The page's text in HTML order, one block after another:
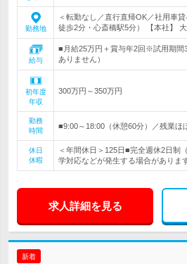
勤務地
＜転勤なし／直行直帰OK／社用車
徒歩2分・心斎橋駅5分） 【本社】
給与
■月給25万円＋賞与年2回※試用期間
ありません）
初年度
年収
300万円～350万円
勤務
時間
■9:00～18:00（休憩60分）／残業ほ
休日
休暇
＜年間休日＞125日■完全週休2日制
学対応などが発生する場合がありま
求人詳細を見る
新着